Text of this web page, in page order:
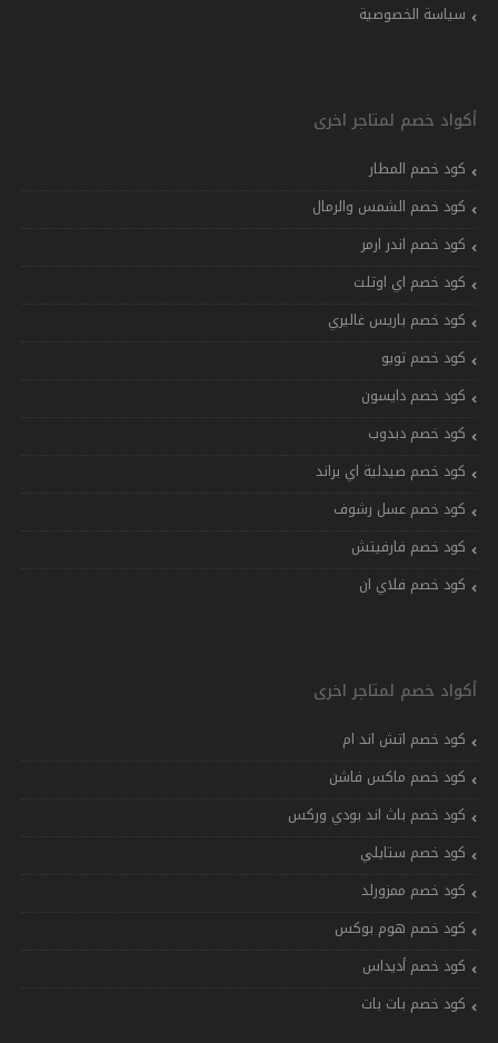
سياسة الخصوصية
أكواد خصم لمتاجر اخرى
كود خصم المطار
كود خصم الشمس والرمال
كود خصم اندر ارمر
كود خصم اي اوتلت
كود خصم باريس غاليري
كود خصم تويو
كود خصم دايسون
كود خصم دبدوب
كود خصم صيدلية اي براند
كود خصم عسل رشوف
كود خصم فارفيتش
كود خصم فلاي ان
أكواد خصم لمتاجر اخرى
كود خصم اتش اند ام
كود خصم ماكس فاشن
كود خصم باث اند بودي وركس
كود خصم ستايلي
كود خصم ممزورلد
كود خصم هوم بوكس
كود خصم أديداس
كود خصم بات بات